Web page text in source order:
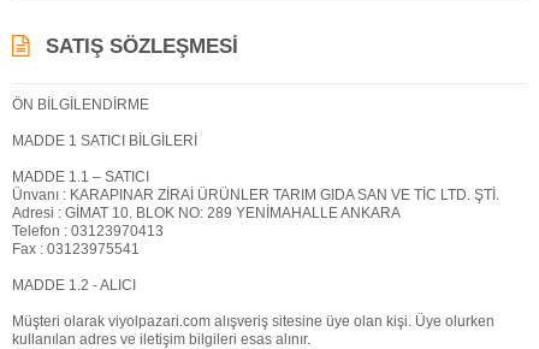
SATIŞ SÖZLEŞMESI
ÖN BİLGİLENDİRME
MADDE 1 SATICI BİLGİLERİ
MADDE 1.1 – SATICI
Ünvanı : KARAPINAR ZİRAİ ÜRÜNLER TARIM GIDA SAN VE TİC LTD. ŞTİ.
Adresi : GİMAT 10. BLOK NO: 289 YENİMAHALLE ANKARA
Telefon : 03123970413
Fax : 03123975541
MADDE 1.2 - ALICI
Müşteri olarak viyolpazari.com alışveriş sitesine üye olan kişi. Üye olurken
kullanılan adres ve iletişim bilgileri esas alınır.